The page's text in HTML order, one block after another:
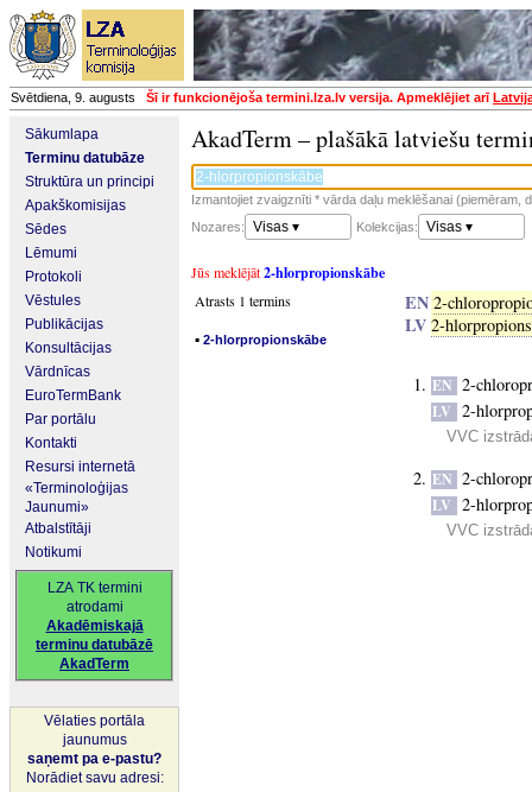
Svētdiena, 9. augusts Šī ir funkcionējoša termini.lza.lv versija. Apmeklējiet arī
Sākumlapa
Terminu datubāze
Struktūra un principi
Apakškomisijas
Sēdes
Lēmumi
Protokoli
Vēstules
Publikācijas
Konsultācijas
Vārdnīcas
EuroTermBank
Par portālu
Kontakti
Resursi internetā
«Terminoloģijas
Jaunumi»
Atbalstītāji
Notikumi
LZA TK termini
atrodami
Akadēmiskajā
terminu datubāzē
AkadTerm
Vēlaties portāla
jaunumus
saņemt pa e-pastu?
Norādiet savu adresi:
AkadTerm – plašākā latviešu
Izmantojiet zvaigznīti * vārda daļu meklēšanai (piemēram,
Nozares:
Visas ▾ Kolekcijas: Visas ▾
Jūs meklējāt2-hlorpropionskābe
Atrasts 1 termins
▪ 2-hlorpropionskābe
EN 2-
LV 2-
EN 2-
LV 2-
VVC
EN 2-
LV 2-
VVC